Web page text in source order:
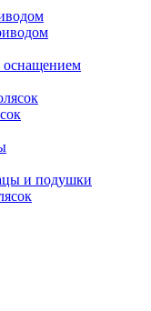
оснащением
и подушки